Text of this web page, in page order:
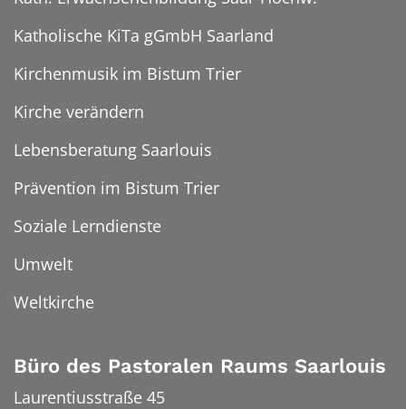
Katholische KiTa gGmbH Saarland
Kirchenmusik im Bistum Trier
Kirche verändern
Lebensberatung Saarlouis
Prävention im Bistum Trier
Soziale Lerndienste
Umwelt
Weltkirche
Büro des Pastoralen Raums Saarlouis
Laurentiusstraße 45